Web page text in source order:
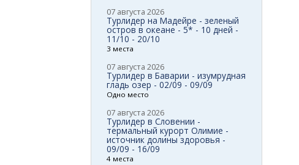
07 августа 2026
Турлидер на Мадейре - зеленый
остров в океане - 5* - 10 дней -
11/10 - 20/10
3 места
07 августа 2026
Турлидер в Баварии - изумрудная
гладь озер - 02/09 - 09/09
Одно место
07 августа 2026
Турлидер в Словении -
термальный курорт Олимие -
источник долины здоровья -
09/09 - 16/09
4 места